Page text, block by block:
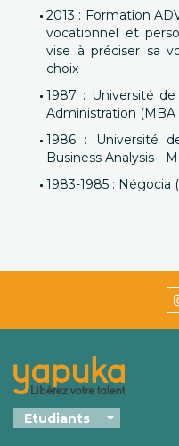
2013 : Formation
vocationnel et
vise à préciser sa
choix
1987 : Université
Administration (MBA
1986 : Université
Business Analysis -
1983-1985 : Négocia